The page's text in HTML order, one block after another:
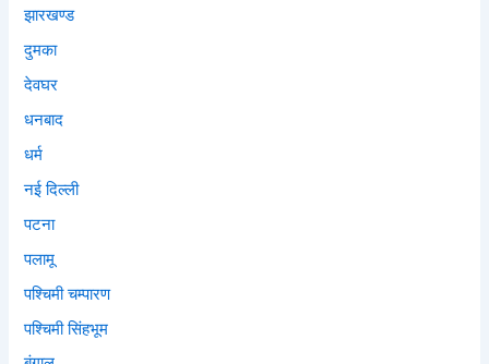
झारखण्ड
दुमका
देवघर
धनबाद
धर्म
नई दिल्ली
पटना
पलामू
पश्चिमी चम्पारण
पश्चिमी सिंहभूम